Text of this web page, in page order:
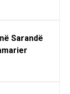
Sarandë